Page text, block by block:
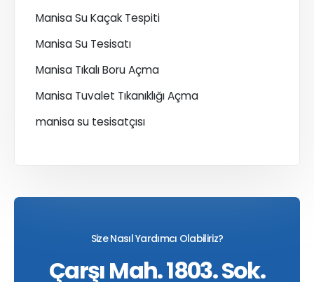
Manisa Su Kaçak Tespiti
Manisa Su Tesisatı
Manisa Tıkalı Boru Açma
Manisa Tuvalet Tıkanıklığı Açma
manisa su tesisatçısı
Size Nasıl Yardımcı Olabiliriz?
Çarşı Mah. 1803. Sok.